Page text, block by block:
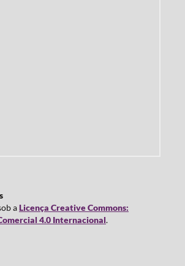
aLicença Creative Commons:
4.0 Internacional.